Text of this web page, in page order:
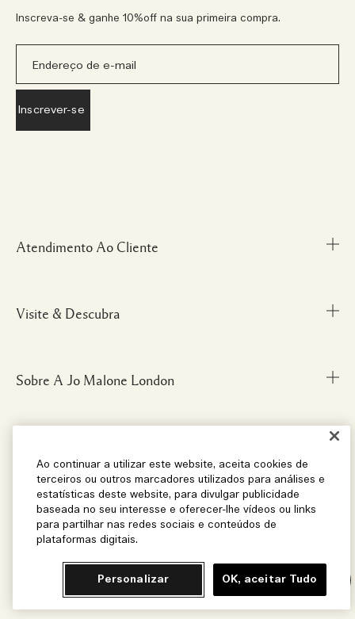
Inscreva-se & ganhe 10%off na sua primeira compra.
Chat
Atendimento Ao Cliente
Meu Perfil
Personal Shopper
Visite & Descubra
Descubra uma Fragrância
Sobre A Jo Malone London
Informações da Marca
Carreiras
Termos e Condições
Social
Localização e Idioma
Ao continuar a utilizar este website, aceita cookies de
terceiros ou outros marcadores utilizados para análises e
estatísticas deste website, para divulgar publicidade
baseada no seu interesse e oferecer-lhe vídeos ou links
para partilhar nas redes sociais e conteúdos de
plataformas digitais.
Personalizar OK, aceitar Tudo